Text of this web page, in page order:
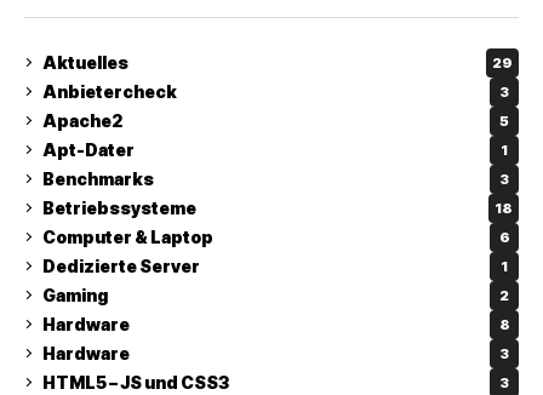
Aktuelles 29
Anbietercheck 3
Apache2 5
Apt-Dater 1
Benchmarks 3
Betriebssysteme 18
Computer & Laptop 6
Dedizierte Server 1
Gaming 2
Hardware 8
Hardware 3
HTML5 – JS und CSS3 3